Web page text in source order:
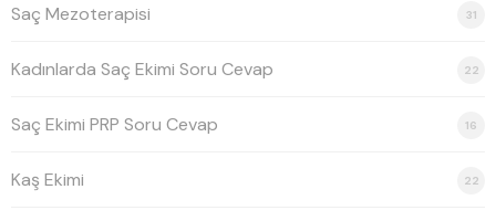
Saç Mezoterapisi 31
Kadınlarda Saç Ekimi Soru Cevap 22
Saç Ekimi PRP Soru Cevap 16
Kaş Ekimi 22